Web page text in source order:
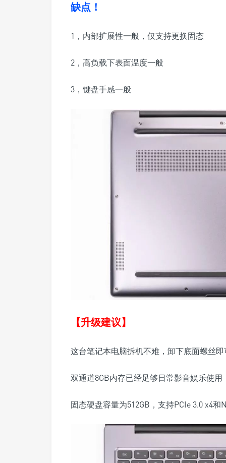
缺点！
1，内部扩展性一般，仅支持更换固态
2，高负载下表面温度一般
3，键盘手感一般
【升级建议】
这台笔记本电脑拆机不难，卸下底面螺丝
双通道8GB内存已经足够日常影音娱乐使
固态硬盘容量为512GB，支持PCIe 3.0 x4